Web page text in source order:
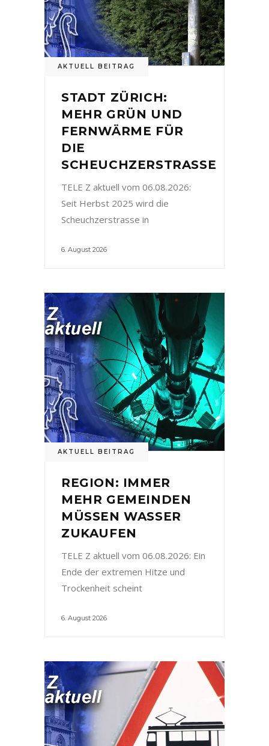
AKTUELL BEITRAG
STADT ZÜRICH:
MEHR GRÜN UND
FERNWÄRME FÜR
DIE
SCHEUCHZERSTRASSE
TELE Z aktuell vom 06.08.2026:
Seit Herbst 2025 wird die
Scheuchzerstrasse in
6. August 2026
AKTUELL BEITRAG
REGION: IMMER
MEHR GEMEINDEN
MÜSSEN WASSER
ZUKAUFEN
TELE Z aktuell vom 06.08.2026: Ein
Ende der extremen Hitze und
Trockenheit scheint
6. August 2026